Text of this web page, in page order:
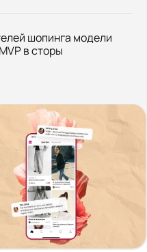
шопинга модели
в сторы